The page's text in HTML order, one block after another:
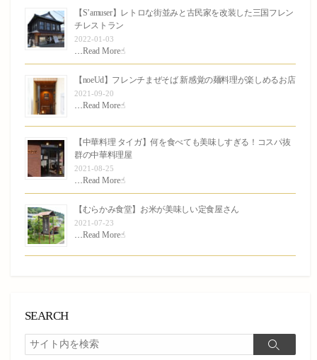
【S’amuser】レトロな街並みと古民家を改装した三国フレン
チレストラン
2022-01-03
Read More☝︎
【noeUd】フレンチまぜそば 新感覚の麺料理が楽しめるお店
2021-09-20
Read More☝︎
【中華料理 タイガ】何を食べても美味しすぎる！コスパ抜
群の中華料理屋
2021-08-25
Read More☝︎
【むらかみ食堂】お米が美味しい定食屋さん
2021-07-23
Read More☝︎
SEARCH
検
索
検